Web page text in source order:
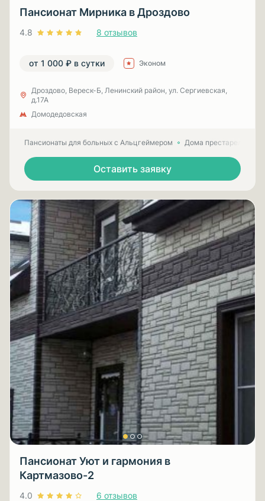
Пансионат Мирника в Дроздово
4.8 8 отзывов
от 1 000 ₽ в сутки Эконом
Дроздово, Вереск-Б, Ленинский район, ул. Сергиевская,
д.17А
Домодедовская
Пансионаты для больных с Альцгеймером Дома престарелых
Оставить заявку
Пансионат Уют и гармония в
Картмазово-2
4.0 6 отзывов